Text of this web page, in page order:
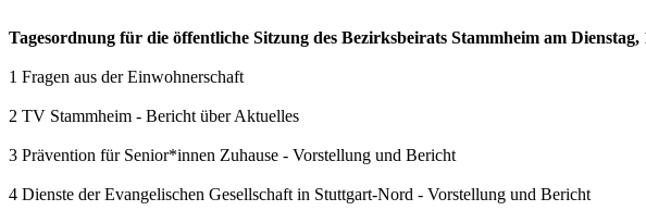
Tagesordnung für die öffentliche Sitzung des Bezirksbeirats Stammheim am
1 Fragen aus der Einwohnerschaft
2 TV Stammheim - Bericht über Aktuelles
3 Prävention für Senior*innen Zuhause - Vorstellung und Bericht
4 Dienste der Evangelischen Gesellschaft in Stuttgart-Nord - Vorstellung und Bericht